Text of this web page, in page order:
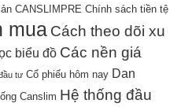
CANSLIMPRE Chính sách tiền tệ
mua Cách theo dõi xu
biểu đồ Các nền giá
tư Cổ phiếu hôm nay Dan
Canslim Hệ thống đầu